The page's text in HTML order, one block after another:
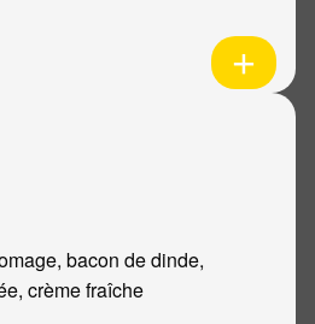
bacon de dinde,
crème fraîche